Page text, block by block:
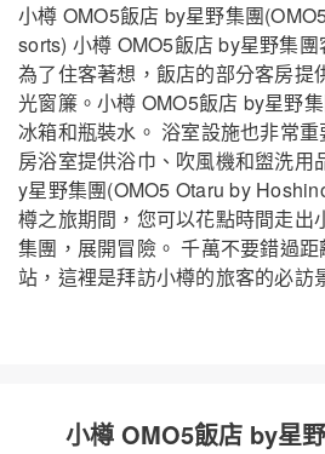
小樽 OMO5飯店 by星野集團
sorts) 小樽 OMO5飯店 by星野集團
為了住客著想，飯店的部分客房提
光窗簾。小樽 OMO5飯店 by星野
冰箱和瓶裝水。 浴室設施也非常
房浴室提供浴巾、吹風機和盥洗用
y星野集團(OMO5 Otaru by
樽之旅期間，您可以花點時間走出
集團，展開冒險。 千萬不要錯過
站，這裡是拜訪小樽的旅客的必訪
小樽 OMO5飯店 by星
小樽 OMO5飯店 by星野集團